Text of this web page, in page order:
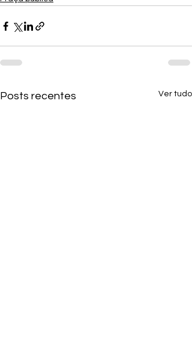
Posts recentes Ver tudo